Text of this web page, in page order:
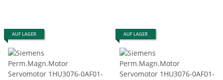
AUF LAGER AUF LAGER